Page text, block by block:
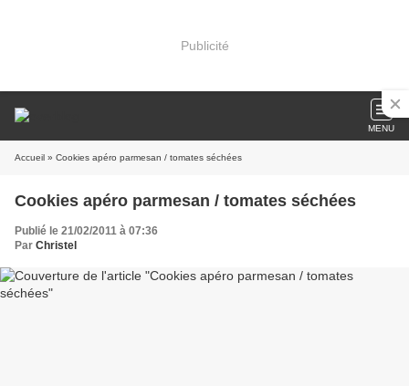
Publicité
MENU
Accueil » Cookies apéro parmesan / tomates séchées
Cookies apéro parmesan / tomates séchées
Publié le 21/02/2011 à 07:36
Par Christel